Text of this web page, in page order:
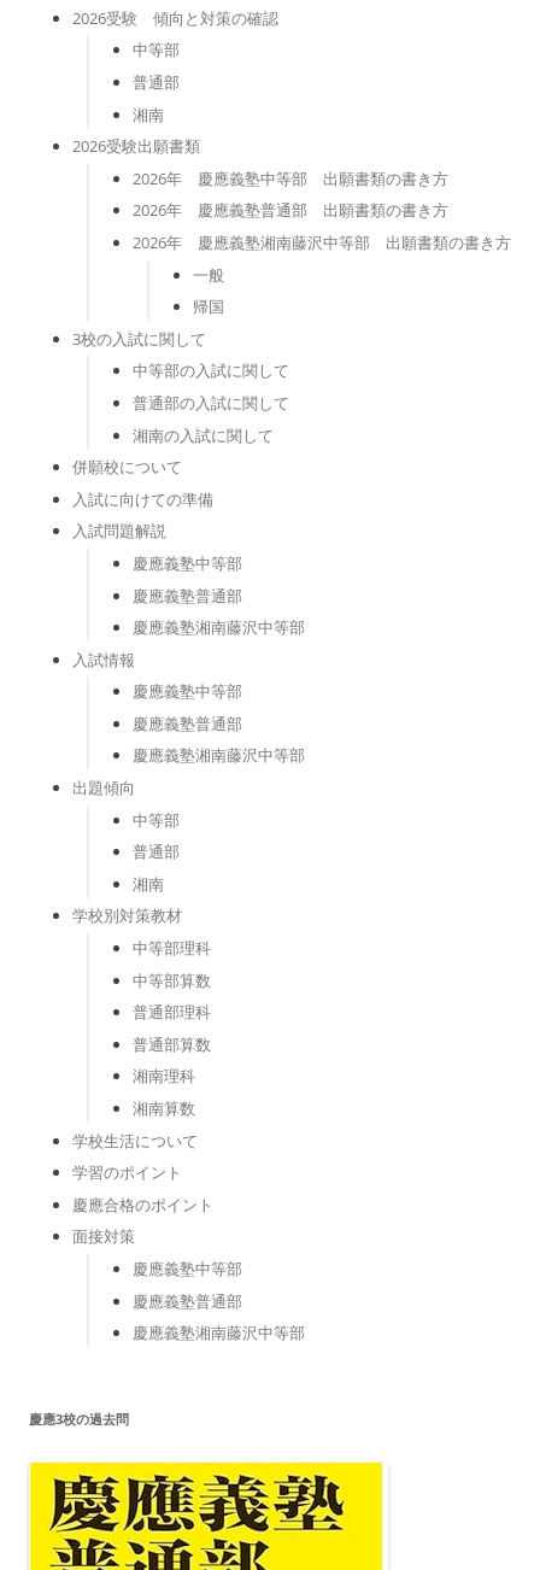
2026受験 傾向と対策の確認
中等部
普通部
湘南
2026受験出願書類
2026年 慶應義塾中等部 出願書類の書き方
2026年 慶應義塾普通部 出願書類の書き方
2026年 慶應義塾湘南藤沢中等部 出願書類の書き方
一般
帰国
3校の入試に関して
中等部の入試に関して
普通部の入試に関して
湘南の入試に関して
併願校について
入試に向けての準備
入試問題解説
慶應義塾中等部
慶應義塾普通部
慶應義塾湘南藤沢中等部
入試情報
慶應義塾中等部
慶應義塾普通部
慶應義塾湘南藤沢中等部
出題傾向
中等部
普通部
湘南
学校別対策教材
中等部理科
中等部算数
普通部理科
普通部算数
湘南理科
湘南算数
学校生活について
学習のポイント
慶應合格のポイント
面接対策
慶應義塾中等部
慶應義塾普通部
慶應義塾湘南藤沢中等部
慶應3校の過去問